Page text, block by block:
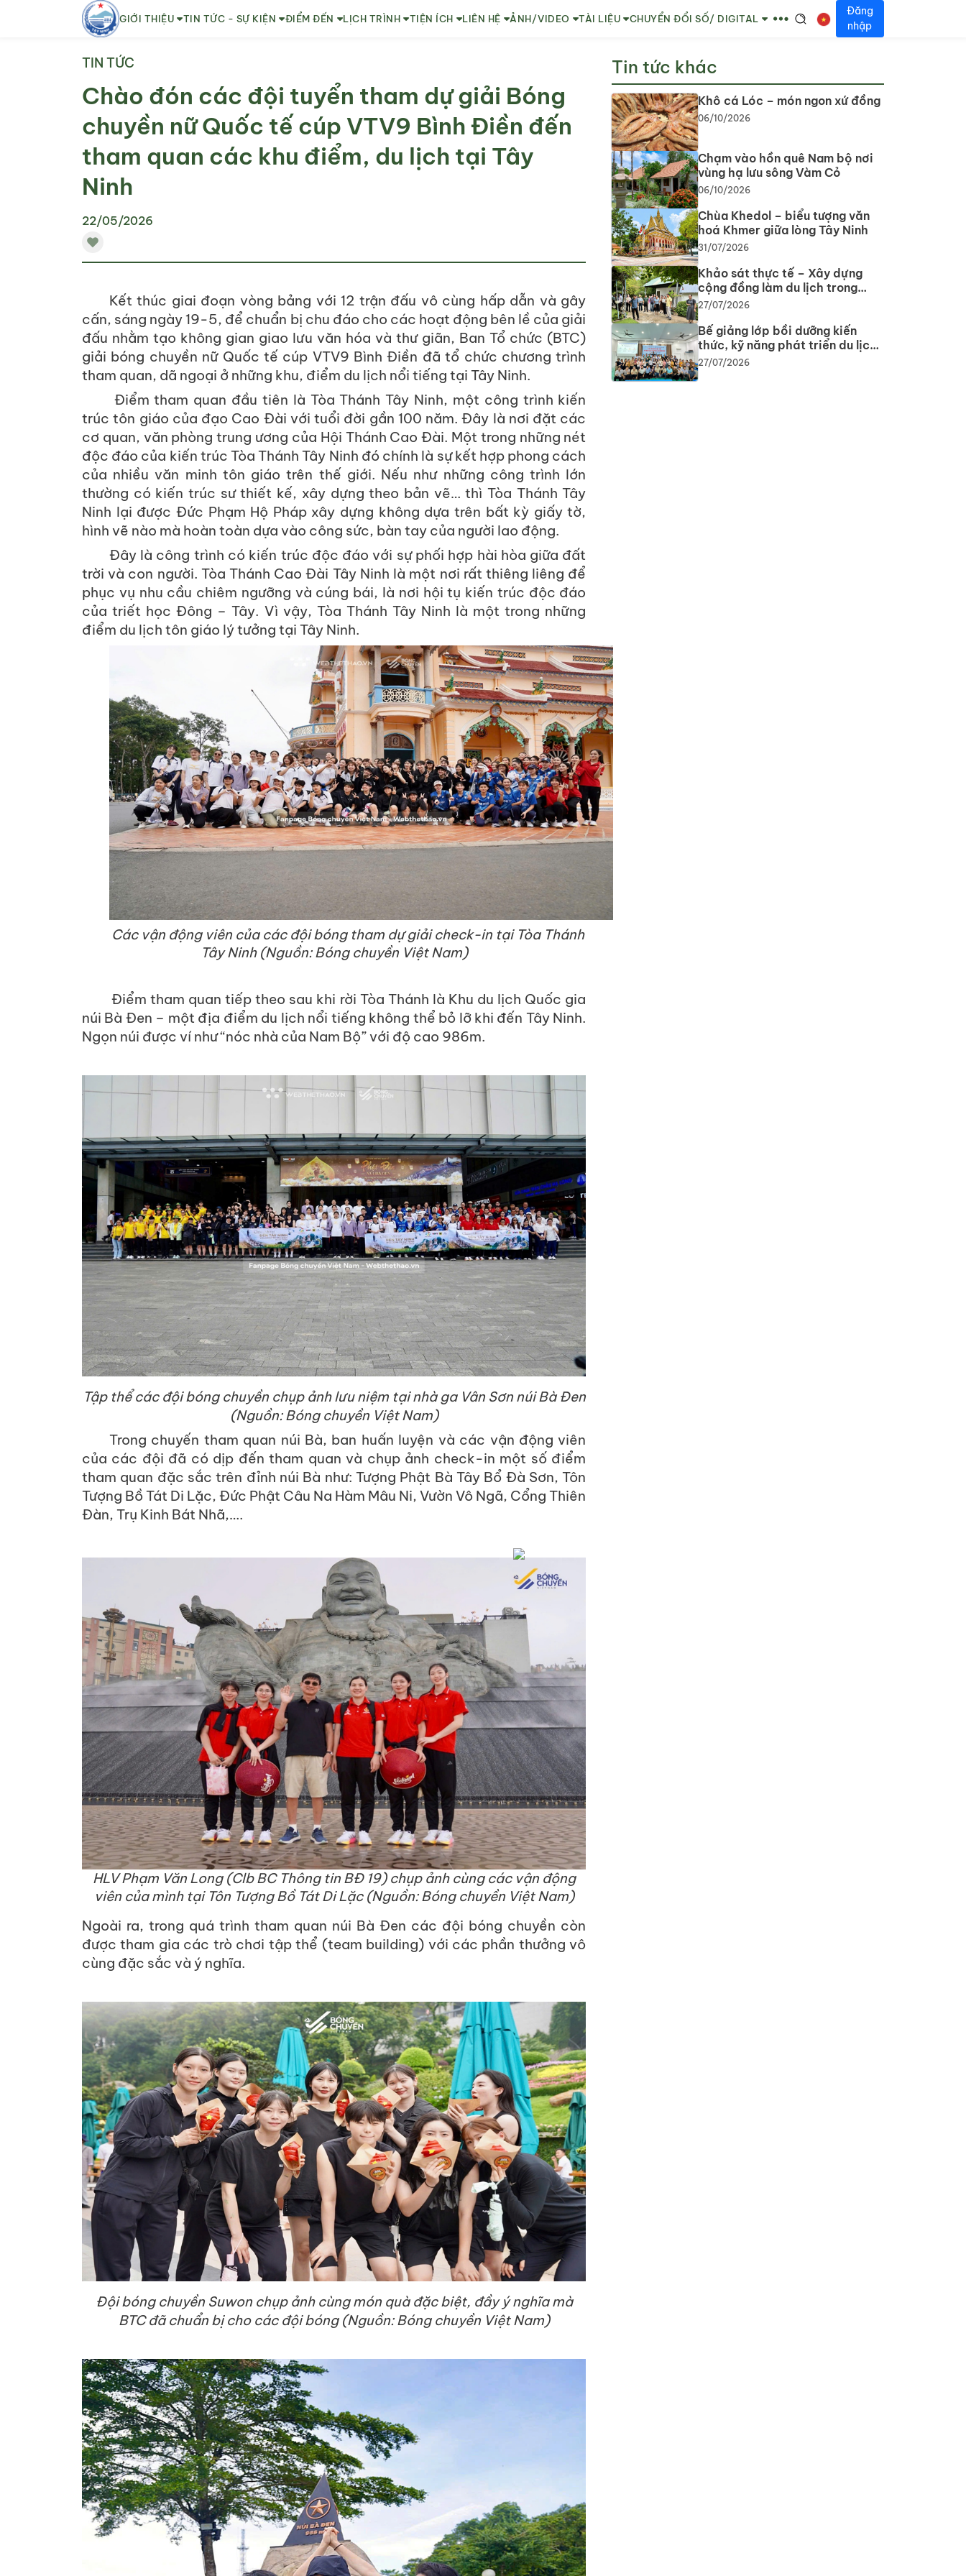
GIỚI THIỆU TIN TỨC - SỰ KIỆN ĐIỂM ĐẾN LỊCH TRÌNH TIỆN ÍCH LIÊN HỆ ẢNH/VIDEO TÀI LIỆU CHUYỂN ĐỔI SỐ/ DIGITAL
Đăng
nhập
TIN TỨC
Chào đón các đội tuyển tham dự giải Bóng
chuyền nữ Quốc tế cúp VTV9 Bình Điền đến
tham quan các khu điểm, du lịch tại Tây
Ninh
22/05/2026
Kết thúc giai đoạn vòng bảng với 12 trận đấu vô cùng hấp dẫn và gây
cấn, sáng ngày 19-5, để chuẩn bị chu đáo cho các hoạt động bên lề của giải
đấu nhằm tạo không gian giao lưu văn hóa và thư giãn, Ban Tổ chức (BTC)
giải bóng chuyền nữ Quốc tế cúp VTV9 Bình Điền đã tổ chức chương trình
tham quan, dã ngoại ở những khu, điểm du lịch nổi tiếng tại Tây Ninh.
Điểm tham quan đầu tiên là Tòa Thánh Tây Ninh, một công trình kiến
trúc tôn giáo của đạo Cao Đài với tuổi đời gần 100 năm. Đây là nơi đặt các
cơ quan, văn phòng trung ương của Hội Thánh Cao Đài. Một trong những nét
độc đáo của kiến trúc Tòa Thánh Tây Ninh đó chính là sự kết hợp phong cách
của nhiều văn minh tôn giáo trên thế giới. Nếu như những công trình lớn
thường có kiến trúc sư thiết kế, xây dựng theo bản vẽ… thì Tòa Thánh Tây
Ninh lại được Đức Phạm Hộ Pháp xây dựng không dựa trên bất kỳ giấy tờ,
hình vẽ nào mà hoàn toàn dựa vào công sức, bàn tay của người lao động.
Đây là công trình có kiến trúc độc đáo với sự phối hợp hài hòa giữa đất
trời và con người. Tòa Thánh Cao Đài Tây Ninh là một nơi rất thiêng liêng để
phục vụ nhu cầu chiêm ngưỡng và cúng bái, là nơi hội tụ kiến trúc độc đáo
của triết học Đông – Tây. Vì vậy, Tòa Thánh Tây Ninh là một trong những
điểm du lịch tôn giáo lý tưởng tại Tây Ninh.
Các vận động viên của các đội bóng tham dự giải check-in tại Tòa Thánh
Tây Ninh (Nguồn: Bóng chuyền Việt Nam)
Điểm tham quan tiếp theo sau khi rời Tòa Thánh là Khu du lịch Quốc gia
núi Bà Đen – một địa điểm du lịch nổi tiếng không thể bỏ lỡ khi đến Tây Ninh.
Ngọn núi được ví như “nóc nhà của Nam Bộ” với độ cao 986m.
Tập thể các đội bóng chuyền chụp ảnh lưu niệm tại nhà ga Vân Sơn núi Bà Đen
(Nguồn: Bóng chuyền Việt Nam)
Trong chuyến tham quan núi Bà, ban huấn luyện và các vận động viên
của các đội đã có dịp đến tham quan và chụp ảnh check-in một số điểm
tham quan đặc sắc trên đỉnh núi Bà như: Tượng Phật Bà Tây Bổ Đà Sơn, Tôn
Tượng Bồ Tát Di Lặc, Đức Phật Câu Na Hàm Mâu Ni, Vườn Vô Ngã, Cổng Thiên
Đàn, Trụ Kinh Bát Nhã,….
HLV Phạm Văn Long (Clb BC Thông tin BĐ 19) chụp ảnh cùng các vận động
viên của mình tại Tôn Tượng Bồ Tát Di Lặc (Nguồn: Bóng chuyền Việt Nam)
Ngoài ra, trong quá trình tham quan núi Bà Đen các đội bóng chuyền còn
được tham gia các trò chơi tập thể (team building) với các phần thưởng vô
cùng đặc sắc và ý nghĩa.
Đội bóng chuyền Suwon chụp ảnh cùng món quà đặc biệt, đầy ý nghĩa mà
BTC đã chuẩn bị cho các đội bóng (Nguồn: Bóng chuyền Việt Nam)
Tin tức khác
Khô cá Lóc – món ngon xứ đồng
06/10/2026
Chạm vào hồn quê Nam bộ nơi
vùng hạ lưu sông Vàm Cỏ
06/10/2026
Chùa Khedol – biểu tượng văn
hoá Khmer giữa lòng Tây Ninh
31/07/2026
Khảo sát thực tế – Xây dựng
cộng đồng làm du lịch trong
phát triển du lịch cộng đồng tại
27/07/2026
Bế giảng lớp bồi dưỡng kiến
thức, kỹ năng phát triển du lịch
cộng đồng: Gắn lý thuyết với
27/07/2026